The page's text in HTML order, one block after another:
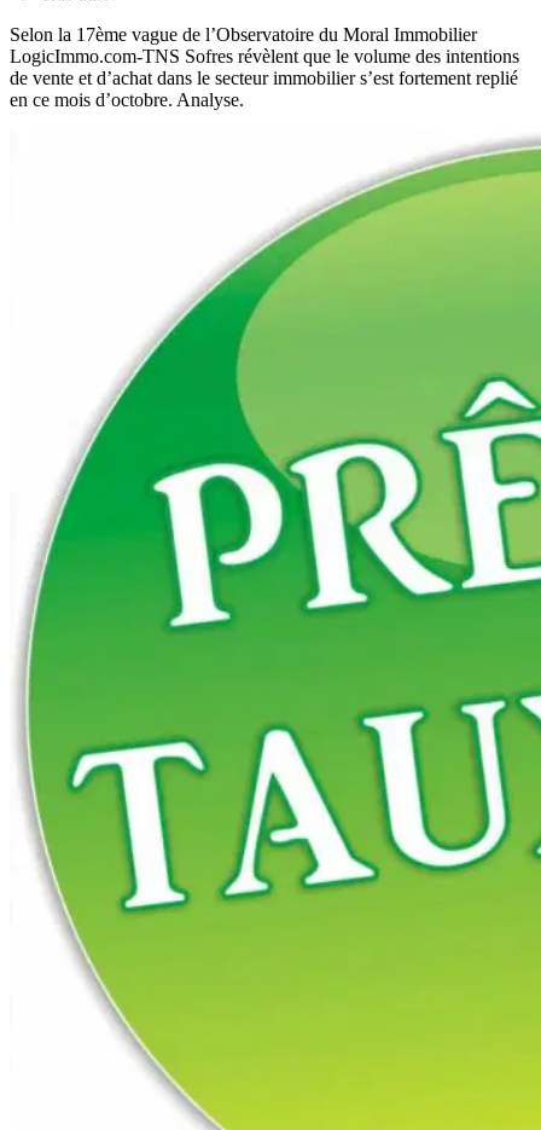
Selon la 17ème vague de l’Observatoire du Moral Immobilier
LogicImmo.com-TNS Sofres révèlent que le volume des intentions
de vente et d’achat dans le secteur immobilier s’est fortement replié
en ce mois d’octobre. Analyse.